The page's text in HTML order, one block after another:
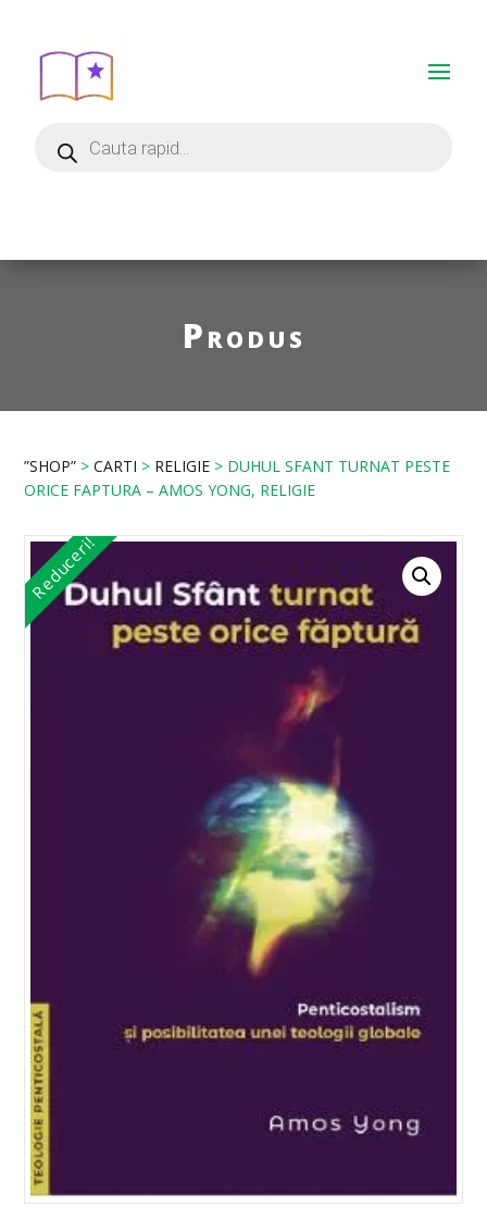
Produs
”SHOP” >CARTI > RELIGIE > DUHUL SFANT TURNAT PESTE
ORICE FAPTURA – AMOS YONG, RELIGIE
Reduceri!